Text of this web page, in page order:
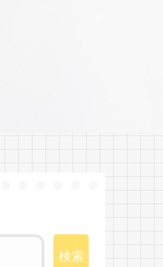
検索